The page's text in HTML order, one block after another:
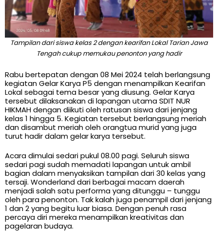
Tampilan dari siswa kelas 2 dengan kearifan Lokal Tarian Jawa
Tengah cukup memukau penonton yang hadir
Rabu bertepatan dengan 08 Mei 2024 telah berlangsung
kegiatan Gelar Karya P5 dengan menampilkan Kearifan
Lokal sebagai tema besar yang diusung. Gelar Karya
tersebut dilaksanakan di lapangan utama SDIT NUR
HIKMAH dengan diikuti oleh ratusan siswa dari jenjang
kelas 1 hingga 5. Kegiatan tersebut berlangsung meriah
dan disambut meriah oleh orangtua murid yang juga
turut hadir dalam gelar karya tersebut.
Acara dimulai sedari pukul 08.00 pagi. Seluruh siswa
sedari pagi sudah memadati lapangan untuk ambil
bagian dalam menyaksikan tampilan dari 30 kelas yang
tersaji. Wonderland dari berbagai macam daerah
menjadi salah satu performa yang ditunggu – tunggu
oleh para penonton. Tak kalah juga penampil dari jenjang
1 dan 2 yang begitu luar biasa. Dengan penuh rasa
percaya diri mereka menampilkan kreativitas dan
pagelaran budaya.